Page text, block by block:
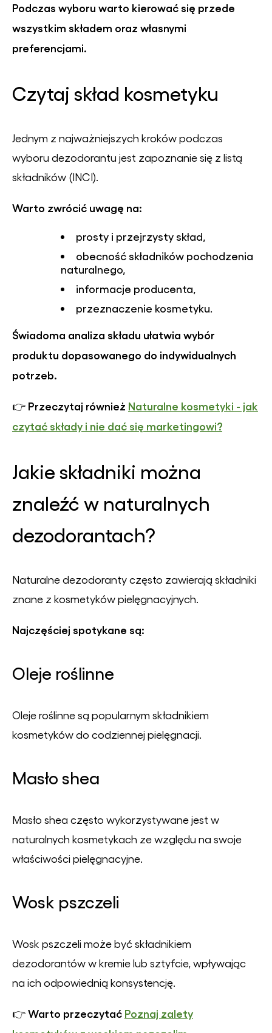
Podczas wyboru warto kierować się przede
wszystkim składem oraz własnymi
preferencjami.
Czytaj skład kosmetyku
Jednym z najważniejszych kroków podczas
wyboru dezodorantu jest zapoznanie się z listą
składników (INCI).
Warto zwrócić uwagę na:
prosty i przejrzysty skład,
obecność składników pochodzenia
naturalnego,
informacje producenta,
przeznaczenie kosmetyku.
Świadoma analiza składu ułatwia wybór
produktu dopasowanego do indywidualnych
potrzeb.
👉 Przeczytaj również Naturalne kosmetyki - jak
czytać składy i nie dać się marketingowi?
Jakie składniki można
znaleźć w naturalnych
dezodorantach?
Naturalne dezodoranty często zawierają składniki
znane z kosmetyków pielęgnacyjnych.
Najczęściej spotykane są:
Oleje roślinne
Oleje roślinne są popularnym składnikiem
kosmetyków do codziennej pielęgnacji.
Masło shea
Masło shea często wykorzystywane jest w
naturalnych kosmetykach ze względu na swoje
właściwości pielęgnacyjne.
Wosk pszczeli
Wosk pszczeli może być składnikiem
dezodorantów w kremie lub sztyfcie, wpływając
na ich odpowiednią konsystencję.
👉Warto przeczytać Poznaj zalety